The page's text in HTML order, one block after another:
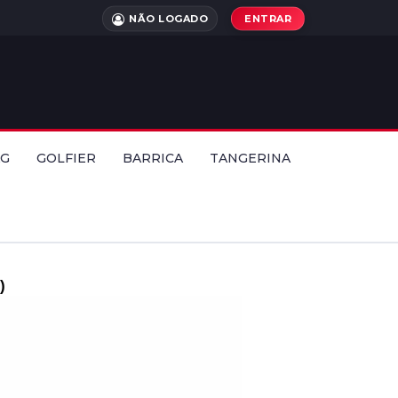
NÃO LOGADO ENTRAR
GOLFIER BARRICA TANGERINA